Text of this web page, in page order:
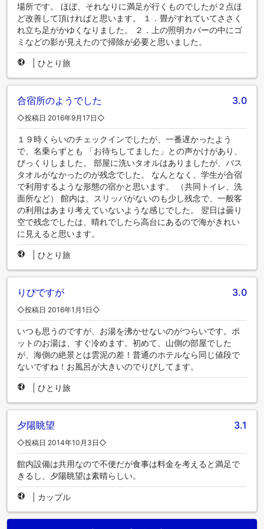
場所です。 ほぼ、それなりに満足が行くものでしたが２点ほ
ど改善して頂ければと思います。 １．畳がすれていてささく
れ立ち足がかゆくなりました。 ２．上の照明カバーの中にゴ
ミなどの影が見えたので掃除が必要と思いました。
ひとり旅
合宿所のようでした 3.0
◇投稿日 2016年9月17日◇
１９時くらいのチェックインでしたが、一番遅かったよう
で、名乗らずとも 「お待ちしてました」との声かけがあり、
びっくりしました。 部屋に洗いタオルはありましたが、バス
タオルがなかったのが残念でした。 なんとなく、学生が合宿
で利用するような形態の宿かと思います。 （共同トイレ、洗
面所など） 館内は、スリッパがないのも少し残念で、一般客
の利用はあまり考えていないような感じでした。 翌日は曇り
空で残念でしたは、晴れでしたら高台にあるので海がきれい
に見えると思います。
ひとり旅
りぴですが 3.0
◇投稿日 2016年1月1日◇
いつも思うのですが、お湯を沸かせないのがつらいです。ポ
ットのお湯は、すぐ冷めます。初めて、山側の部屋でした
が、海側の絶景とは雲泥の差！普通のホテルなら同じ値段で
ないですね！お風呂が大きいのでりぴしてます。
ひとり旅
夕陽眺望 3.1
◇投稿日 2014年10月3日◇
館内設備は共用なので不便だが食事は料金を考えると満足で
きるし、夕陽眺望は素晴らしい。
カップル